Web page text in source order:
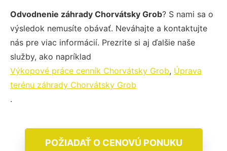
Odvodnenie záhrady Chorvátsky Grob? S nami sa o
výsledok nemusíte obávať. Neváhajte a kontaktujte
nás pre viac informácií. Prezrite si aj ďalšie naše
služby, ako napríklad
Výkopové práce cenník Chorvátsky Grob, Úprava
terénu záhrady Chorvátsky Grob
.
POŽIADAŤ O CENOVÚ PONUKU